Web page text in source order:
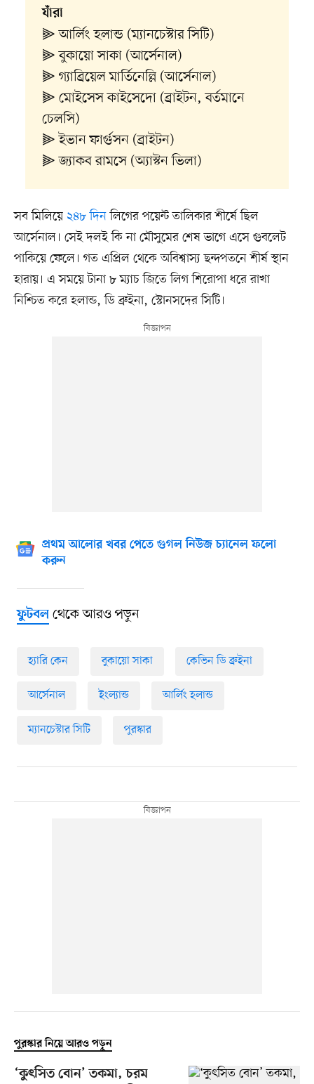
যাঁরা
⫸ আর্লিং হলান্ড (ম্যানচেস্টার সিটি)
⫸ বুকায়ো সাকা (আর্সেনাল)
⫸ গ্যাব্রিয়েল মার্তিনেল্লি (আর্সেনাল)
⫸ মোইসেস কাইসেদো (ব্রাইটন, বর্তমানে
চেলসি)
⫸ ইভান ফার্গুসন (ব্রাইটন)
⫸ জ্যাকব রামসে (অ্যাস্টন ভিলা)
সব মিলিয়ে ২৪৮ দিনলিগের পয়েন্ট তালিকার শীর্ষে ছিল
আর্সেনাল। সেই দলই কি না মৌসুমের শেষ ভাগে এসে গুবলেট
পাকিয়ে ফেলে। গত এপ্রিল থেকে অবিশ্বাস্য ছন্দপতনে শীর্ষ স্থান
হারায়। এ সময়ে টানা ৮ ম্যাচ জিতে লিগ শিরোপা ধরে রাখা
নিশ্চিত করে হলান্ড, ডি ব্রুইনা, স্টোনসদের সিটি।
প্রথম আলোর খবর পেতে গুগল নিউজ চ্যানেল ফলো
করুন
ফুটবলথেকে আরও পড়ুন
হ্যারি কেন বুকায়ো সাকা কেভিন ডি ব্রুইনা
আর্সেনাল ইংল্যান্ড আর্লিং হলান্ড
ম্যানচেস্টার সিটি পুরস্কার
পুরস্কার নিয়ে আরও পড়ুন
‘কুৎসিত বোন’ তকমা, চরম